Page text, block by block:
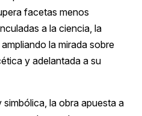
facetas menos
a la ciencia, la
la mirada sobre
y adelantada a su
la obra apuesta a